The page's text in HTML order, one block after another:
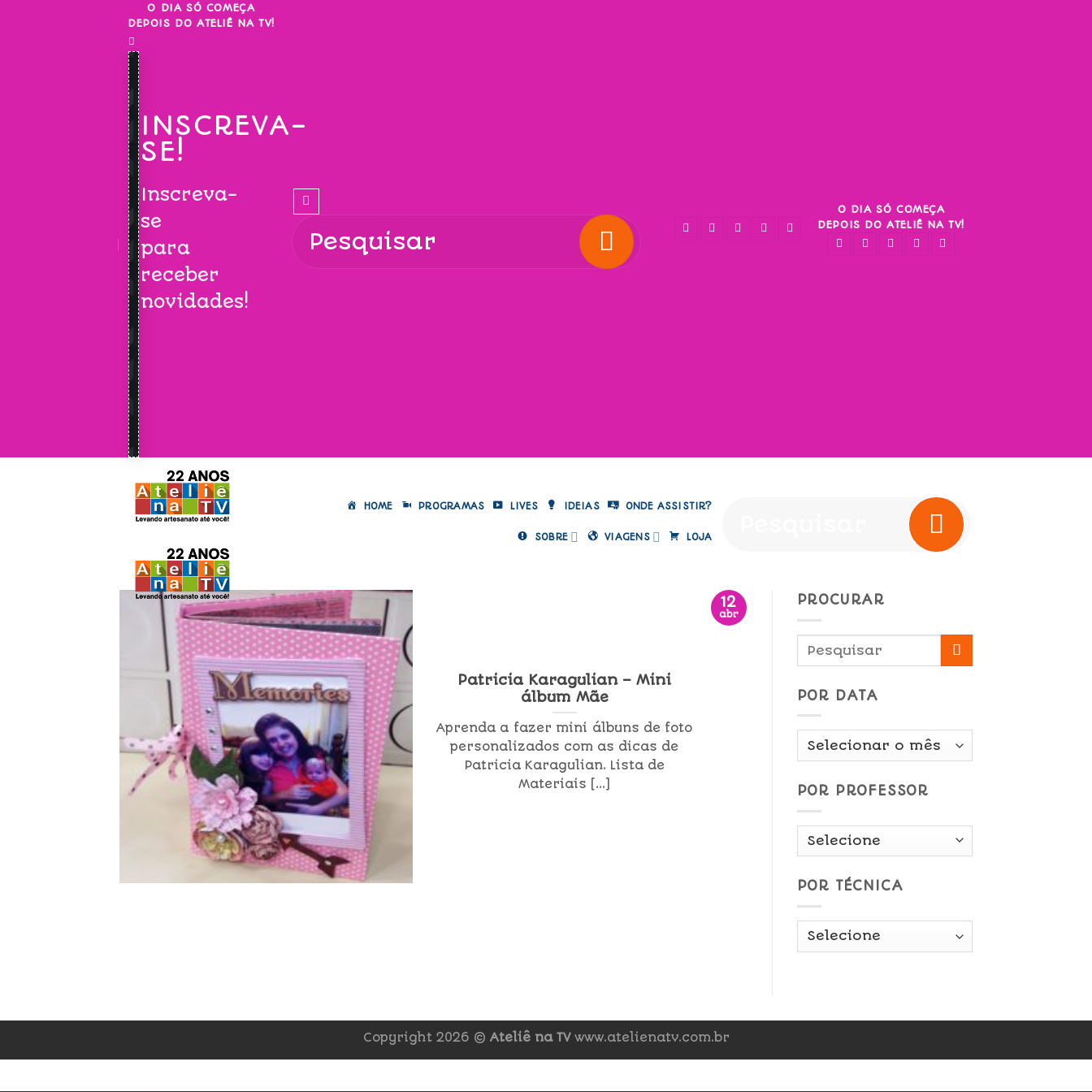
O DIA SÓ COMEÇA
DEPOIS DO ATELIÊ NA TV!
INSCREVA-
SE!
Inscreva-
se
para
receber
novidades!
O DIA SÓ COMEÇA
DEPOIS DO ATELIÊ NA TV!
HOME PROGRAMAS LIVES IDEIAS ONDE ASSISTIR?
SOBRE VIAGENS LOJA
Patricia Karagulian – Mini
álbum Mãe
Aprenda a fazer mini álbuns de foto
personalizados com as dicas de
Patricia Karagulian. Lista de
Materiais [...]
12
abr
PROCURAR
POR DATA
Por
POR PROFESSOR
POR TÉCNICA
Copyright 2026 © Ateliê na TVwww.atelienatv.com.br